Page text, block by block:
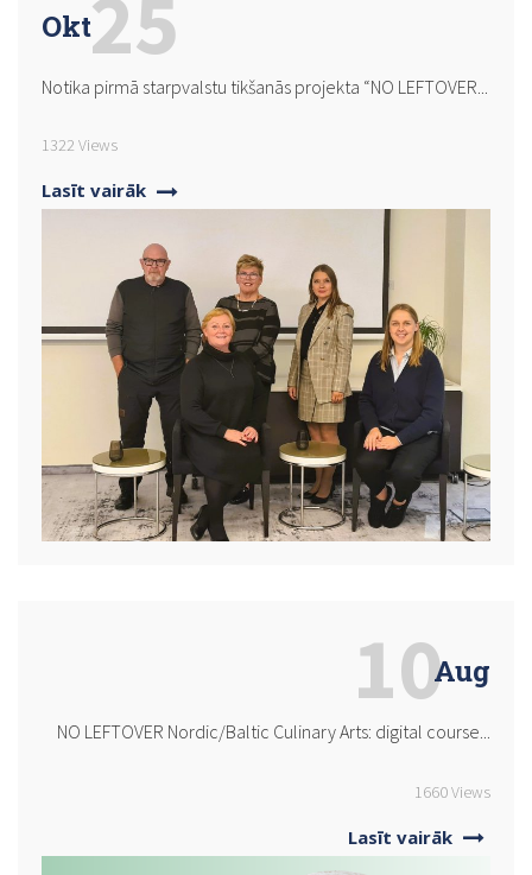
Okt
Notika pirmā starpvalstu tikšanās projekta “NO LEFTOVER...
1322 Views
Lasīt vairāk
25
Aug
NO LEFTOVER Nordic/Baltic Culinary Arts: digital course...
1660 Views
Lasīt vairāk
10